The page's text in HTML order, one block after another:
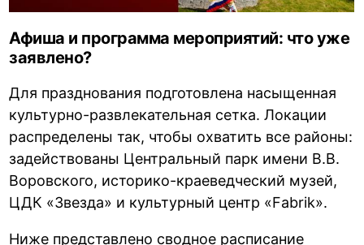
Афиша и программа мероприятий: что уже
заявлено?
Для празднования подготовлена насыщенная
культурно-развлекательная сетка. Локации
распределены так, чтобы охватить все районы:
задействованы Центральный парк имени В.В.
Воровского, историко-краеведческий музей,
ЦДК «Звезда» и культурный центр «Fabrik».
Ниже представлено сводное расписание